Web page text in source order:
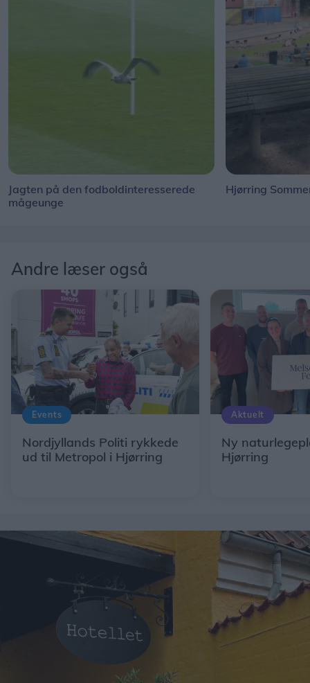
Jagten på den fodboldinteresserede
mågeunge
Hjørring
Andre læser også
Events
Nordjyllands Politi rykkede
ud til Metropol i Hjørring
Aktuelt
Ny
Hjørring